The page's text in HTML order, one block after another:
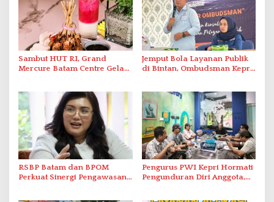
Sambut HUT RI, Grand
Mercure Batam Centre Gelar
Jemput Bola Layanan Publik
di Bintan, Ombudsman Kepri
RSBP Batam dan BPOM
Perkuat Sinergi Pengawasan
Pengurus PWI Kepri Hormati
Pengunduran Diri Anggota,